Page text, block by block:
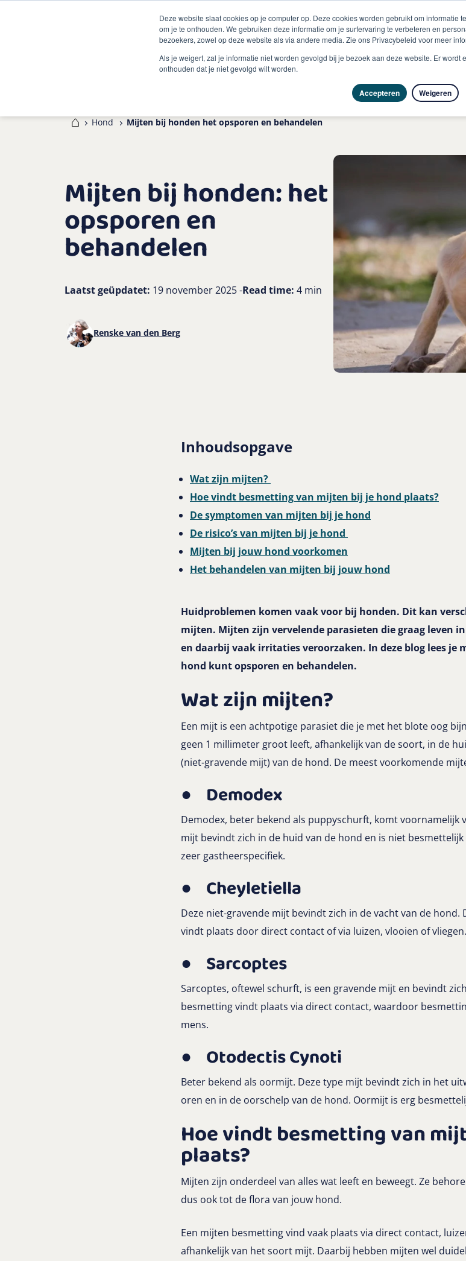
Deze website slaat cookies op je computer op. Deze cookies worden gebruikt om informatie
om je te onthouden. We gebruiken deze informatie om je surfervaring te verbeteren en
bezoekers, zowel op deze website als via andere media. Zie ons Privacybeleid voor meer
Als je weigert, zal je informatie niet worden gevolgd bij je bezoek aan deze website. Er wordt
onthouden dat je niet gevolgd wilt worden.
Accepteren Weigeren
Producten Vragen & advies
Hond Mijten bij honden het opsporen en behandelen
Mijten bij honden: het
opsporen en
behandelen
Laatst geüpdatet: 19 november 2025 -Read time: 4 min
Renske van den Berg
Inhoudsopgave
Wat zijn mijten?
Hoe vindt besmetting van mijten bij je hond plaats?
De symptomen van mijten bij je hond
De risico’s van mijten bij je hond
Mijten bij jouw hond voorkomen
Het behandelen van mijten bij jouw hond
Huidproblemen komen vaak voor bij honden. Dit kan
mijten. Mijten zijn vervelende parasieten die graag leven
en daarbij vaak irritaties veroorzaken. In deze blog lees je
hond kunt opsporen en behandelen.
Wat zijn mijten?
Een mijt is een achtpotige parasiet die je met het blote oog
geen 1 millimeter groot leeft, afhankelijk van de soort, in de
(niet-gravende mijt) van de hond. De meest voorkomende
● Demodex
Demodex, beter bekend als puppyschurft, komt voornamelijk
mijt bevindt zich in de huid van de hond en is niet
zeer gastheerspecifiek.
● Cheyletiella
Deze niet-gravende mijt bevindt zich in de vacht van de
vindt plaats door direct contact of via luizen, vlooien of vliegen.
● Sarcoptes
Sarcoptes, oftewel schurft, is een gravende mijt en bevindt
besmetting vindt plaats via direct contact, waardoor
mens.
● Otodectis Cynoti
Beter bekend als oormijt. Deze type mijt bevindt zich in het
oren en in de oorschelp van de hond. Oormijt is erg
Hoe vindt besmetting van
plaats?
Mijten zijn onderdeel van alles wat leeft en beweegt. Ze
dus ook tot de flora van jouw hond.
Een mijten besmetting vind vaak plaats via direct contact,
afhankelijk van het soort mijt. Daarbij hebben mijten wel